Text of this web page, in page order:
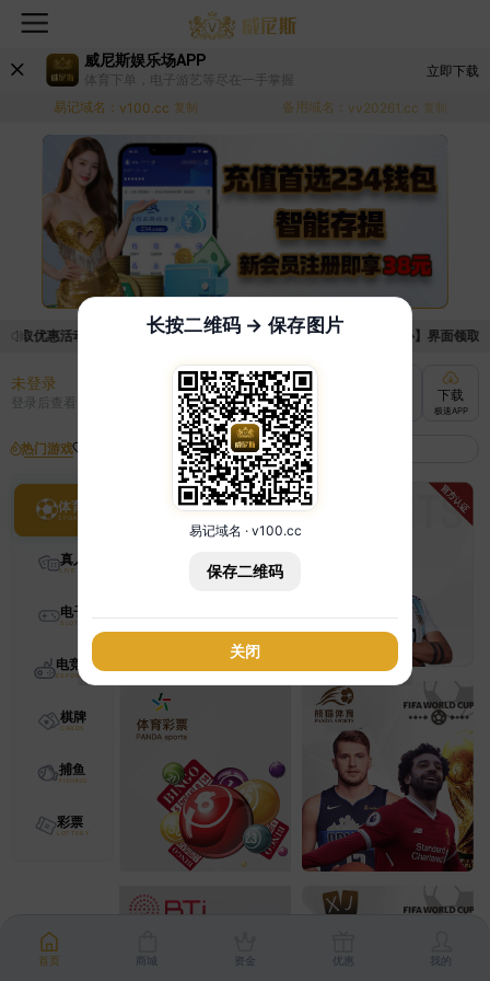
威尼斯娱乐场APP
体育下单，电子游艺等尽在一手掌握
立即下载
易记域名： v100.cc 复制 备用域名： vv20261.cc 复制
领取优惠活动的手续麻烦，已新增优惠系统，现在可以前往【福利中心】界面领
未登录
登录后查看 充值
快速到账
下载
极速APP
热门游戏
体育
真人
电子
电竞
棋牌
捕鱼
彩票
首页 商城 资金 优惠 我的
长按二维码 → 保存图片
易记域名 · v100.cc
保存二维码
关闭